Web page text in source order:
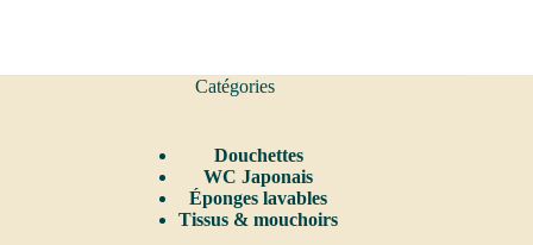
Catégories
Douchettes
WC Japonais
Éponges lavables
Tissus & mouchoirs